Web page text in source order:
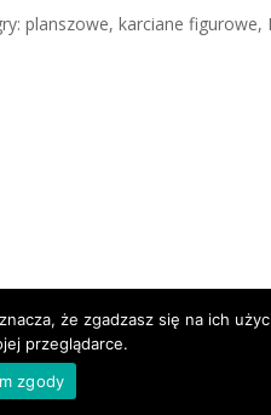
planszowe, karciane figurowe,
że zgadzasz się na ich
przeglądarce.
zgody